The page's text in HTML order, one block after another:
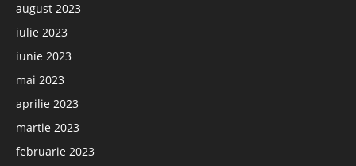
august 2023
iulie 2023
iunie 2023
mai 2023
aprilie 2023
martie 2023
februarie 2023